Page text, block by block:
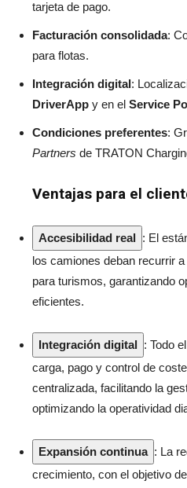
tarjeta de pago.
Facturación consolidada:
para flotas.
Integración digital:
DriverApp y en el Service
Condiciones preferentes:
Partners de TRATON
Ventajas para el
Accesibilidad real : El
los camiones deban recurrir
para turismos, garantizando
eficientes.
Integración digital : Todo
carga, pago y control de
centralizada, facilitando la
optimizando la operatividad
Expansión continua : La
crecimiento, con el objetivo